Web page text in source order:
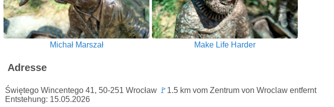
Michał Marszał Make Life Harder
Adresse
Świętego Wincentego 41, 50-251 Wrocław 🚩 1.5 km vom Zentrum von Wroclaw entfernt
Entstehung: 15.05.2026